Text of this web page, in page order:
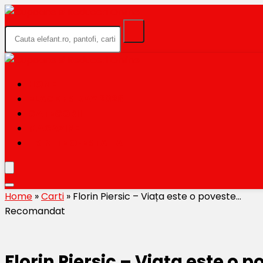
Home »Carti » Florin Piersic – Viața este o poveste…
Recomandat